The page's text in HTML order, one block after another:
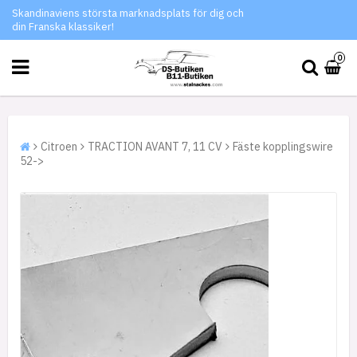
Skandinaviens största marknadsplats för dig och
din Franska klassiker!
0
Citroen TRACTION AVANT 7, 11 CV
Fäste kopplingswire
52->